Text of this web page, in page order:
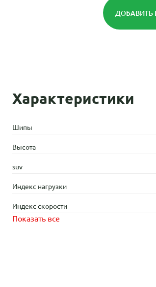
ДОБАВИТЬ
Характеристики
Шипы
Высота
suv
Индекс нагрузки
Индекс скорости
Показать все